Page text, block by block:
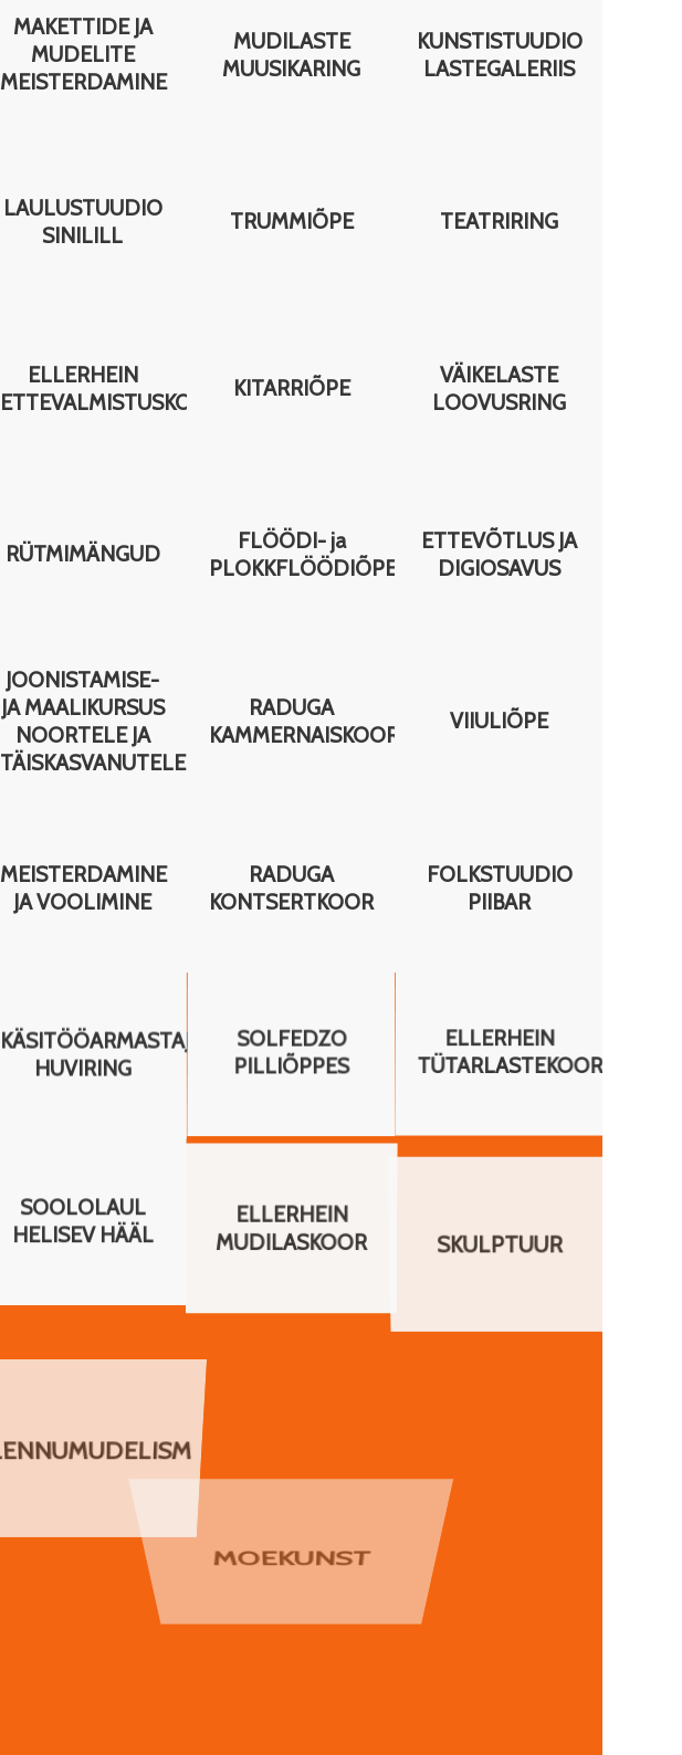
MAKETTIDE JA
MUDELITE
MEISTERDAMINE
MUDILASTE
MUUSIKARING
KUNSTISTUUDIO
LASTEGALERIIS
LAULUSTUUDIO
SINILILL
TRUMMIÕPE TEATRIRING
ELLERHEIN
ETTEVALMISTUSKOOR
KITARRIÕPE
VÄIKELASTE
LOOVUSRING
RÜTMIMÄNGUD
FLÖÖDI- ja
PLOKKFLÖÖDIÕPE
ETTEVÕTLUS JA
DIGIOSAVUS
JOONISTAMISE-
JA MAALIKURSUS
NOORTELE JA
TÄISKASVANUTELE
RADUGA
KAMMERNAISKOOR
VIIULIÕPE
MEISTERDAMINE
JA VOOLIMINE
RADUGA
KONTSERTKOOR
FOLKSTUUDIO
PIIBAR
KÄSITÖÖARMASTAJATE
HUVIRING
SOLFEDZO
PILLIÕPPES
ELLERHEIN
TÜTARLASTEKOOR
SOOLOLAUL
HELISEV HÄÄL
ELLERHEIN
MUDILASKOOR
RADUGA
MUDILASKOOR
KANDLEÕPE MÕTTEMÄNGUD